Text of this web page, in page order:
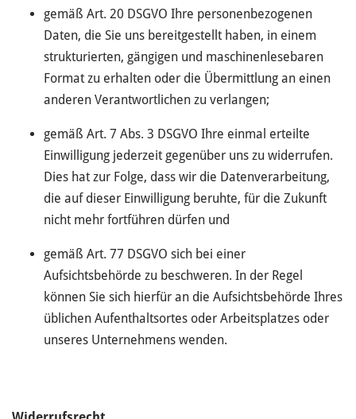
gemäß Art. 20 DSGVO Ihre personenbezogenen
Daten, die Sie uns bereitgestellt haben, in einem
strukturierten, gängigen und maschinenlesebaren
Format zu erhalten oder die Übermittlung an einen
anderen Verantwortlichen zu verlangen;
gemäß Art. 7 Abs. 3 DSGVO Ihre einmal erteilte
Einwilligung jederzeit gegenüber uns zu widerrufen.
Dies hat zur Folge, dass wir die Datenverarbeitung,
die auf dieser Einwilligung beruhte, für die Zukunft
nicht mehr fortführen dürfen und
gemäß Art. 77 DSGVO sich bei einer
Aufsichtsbehörde zu beschweren. In der Regel
können Sie sich hierfür an die Aufsichtsbehörde Ihres
üblichen Aufenthaltsortes oder Arbeitsplatzes oder
unseres Unternehmens wenden.